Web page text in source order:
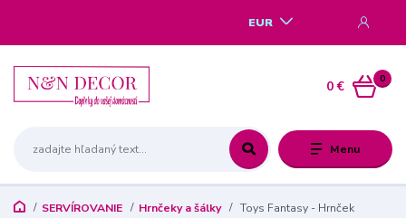
Menu
EUR
0
0 €
SERVÍROVANIE Hrnčeky a šálky
Toys Fantasy - Hrnček